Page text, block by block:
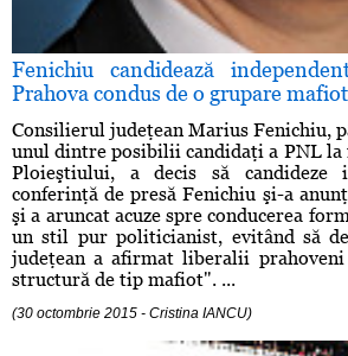
Fenichiu candidează
Prahova condus de o grupare
Consilierul judeţean Marius Fenichiu,
unul dintre posibilii candidaţi a PNL
Ploieştiului, a decis să candideze
conferinţă de presă Fenichiu şi-a
şi a aruncat acuze spre conducerea
un stil pur politicianist, evitând să
judeţean a afirmat liberalii prahoveni
structură de tip mafiot". ...
(30 octombrie 2015 - Cristina IANCU)